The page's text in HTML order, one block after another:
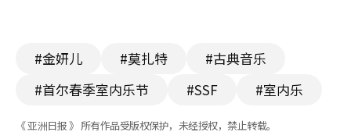
#金妍儿 #莫扎特
#古典音乐
#首尔春季室内乐节
#SSF #室内乐
《 亚洲日报 》 所有作品受版权保护，未经授权，禁止转载。